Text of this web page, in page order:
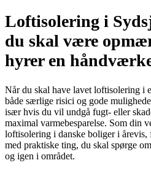
Loftisolering i
du skal være
hyrer en
Når du skal have lavet loftisolering i
både særlige risici og gode
især hvis du vil undgå fugt- eller
maximal varmebesparelse. Som din
loftisolering i danske boliger i årevis,
med praktiske ting, du skal spørge
og igen i området.